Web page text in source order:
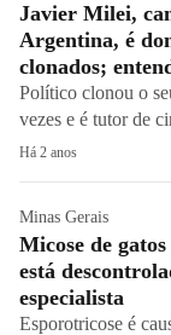
Javier Milei,
Argentina, é
clonados;
Político clonou o
vezes e é tutor de
Há 2 anos
Minas Gerais
Micose de
está
especialista
Esporotricose é